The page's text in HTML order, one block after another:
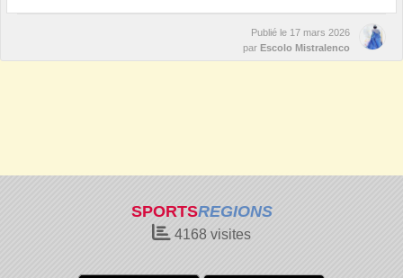
Publié le 17 mars 2026
par Escolo Mistralenco
SPORTSREGIONS
4168 visites